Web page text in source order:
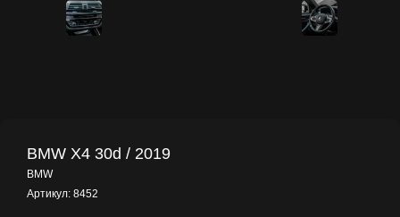
BMW X4 30d / 2019
BMW
Артикул: 8452